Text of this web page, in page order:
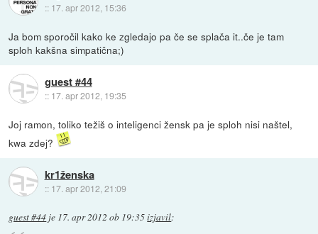
:: 17. apr 2012, 15:36
Ja bom sporočil kako ke zgledajo pa če se splača it..če je tam
sploh kakšna simpatična;)
guest #44
:: 17. apr 2012, 19:35
Joj ramon, toliko težiš o inteligenci žensk pa je sploh nisi naštel,
kwa zdej?
kr1ženska
:: 17. apr 2012, 21:09
guest #44 je 17. apr 2012 ob 19:35izjavil: